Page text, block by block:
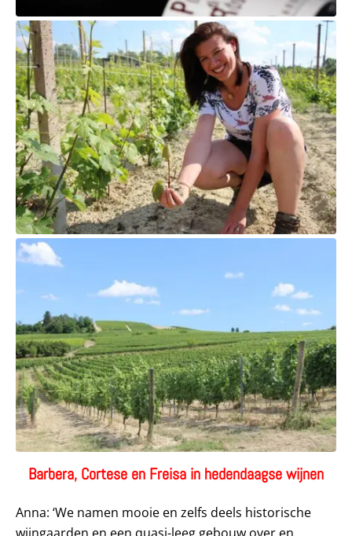
Barbera, Cortese en Freisa in hedendaagse wijnen
Anna: ‘We namen mooie en zelfs deels historische